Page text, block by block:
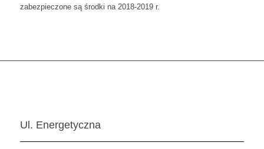
zabezpieczone są środki na 2018-2019 r.
Ul. Energetyczna